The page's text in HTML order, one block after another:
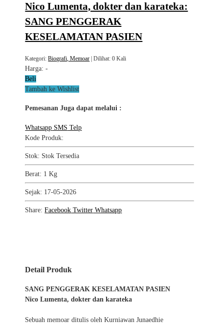
Nico Lumenta, dokter dan karateka:
SANG PENGGERAK
KESELAMATAN PASIEN
Kategori:Biografi, Memoar | Dilihat: 0 Kali
Harga:-
Beli
Tambah ke Wishlist
Pemesanan Juga dapat melalui :
Whatsapp SMS Telp
Kode Produk:
Stok: Stok Tersedia
Berat: 1 Kg
Sejak: 17-05-2026
Share:Facebook Twitter Whatsapp
Detail Produk
SANG PENGGERAK KESELAMATAN PASIEN
Nico Lumenta, dokter dan karateka
Sebuah memoar ditulis oleh Kurniawan Junaedhie